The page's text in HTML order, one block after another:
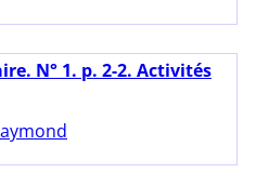
N° 1. p. 2-2. Activités